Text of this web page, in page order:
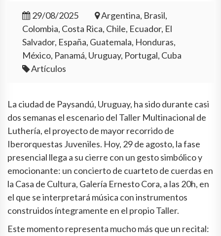
29/08/2025
Argentina, Brasil,
Colombia, Costa Rica, Chile, Ecuador, El
Salvador, España, Guatemala, Honduras,
México, Panamá, Uruguay, Portugal, Cuba
Artículos
La ciudad de Paysandú, Uruguay, ha sido durante casi
dos semanas el escenario del Taller Multinacional de
Luthería, el proyecto de mayor recorrido de
Iberorquestas Juveniles. Hoy, 29 de agosto, la fase
presencial llega a su cierre con un gesto simbólico y
emocionante: un concierto de cuarteto de cuerdas en
la Casa de Cultura, Galería Ernesto Cora, a las 20h, en
el que se interpretará música con instrumentos
construidos íntegramente en el propio Taller.
Este momento representa mucho más que un recital: